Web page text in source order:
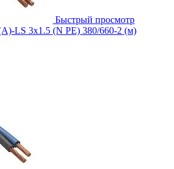
Быстрый просмотр
LS 3х1.5 (N PE) 380/660-2 (м)